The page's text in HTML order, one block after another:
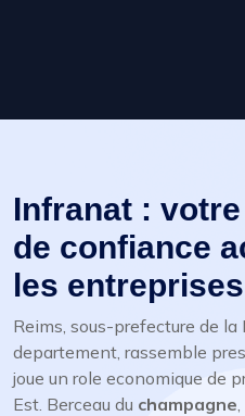
Infranat :
de confiance
les
Reims, sous-prefecture de
departement, rassemble
joue un role economique de
Est. Berceau du champagne